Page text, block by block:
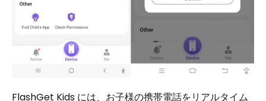
FlashGet Kids には、お子様の携帯電話をリアルタイム